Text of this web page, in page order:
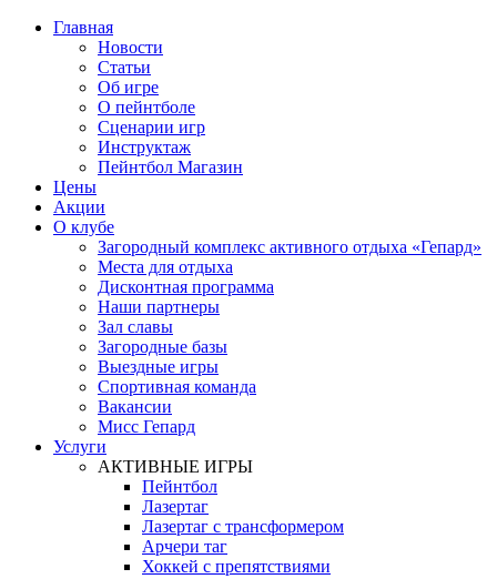
Главная
Новости
Статьи
Об игре
О пейнтболе
Сценарии игр
Инструктаж
Пейнтбол Магазин
Цены
Акции
О клубе
Загородный комплекс активного отдыха «Гепард»
Места для отдыха
Дисконтная программа
Наши партнеры
Зал славы
Загородные базы
Выездные игры
Спортивная команда
Вакансии
Мисс Гепард
Услуги
АКТИВНЫЕ ИГРЫ
Пейнтбол
Лазертаг
Лазертаг с трансформером
Арчери таг
Хоккей с препятствиями